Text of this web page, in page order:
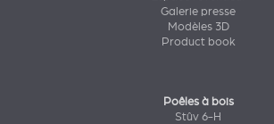
Galerie presse
Modèles 3D
Product book
Poêles à bois
Stûv 6-H